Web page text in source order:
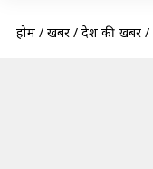
होम / खबरें / देश की खबरें /